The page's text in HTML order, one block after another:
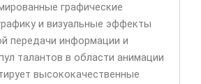
графические
и визуальные эффекты
передачи информации и
талантов в области анимации
высококачественные